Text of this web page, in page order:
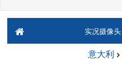
实况摄像头
意大利